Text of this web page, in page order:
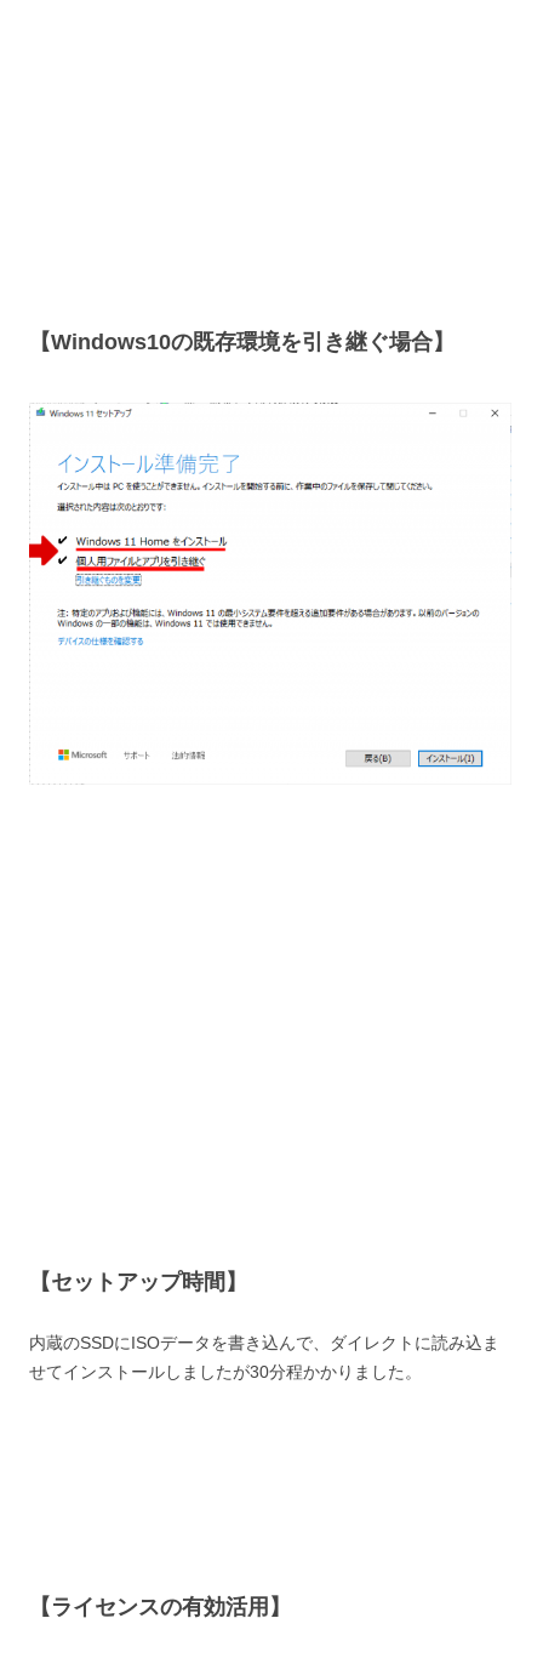
【Windows10の既存環境を引き継ぐ場合】
【セットアップ時間】
内蔵のSSDにISOデータを書き込んで、ダイレクトに読み込ま
せてインストールしましたが30分程かかりました。
【ライセンスの有効活用】